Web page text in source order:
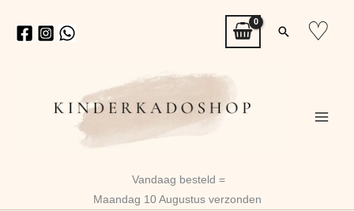
naar
Zoeken
♡
Vandaag besteld =
Maandag 10 Augustus verzonden